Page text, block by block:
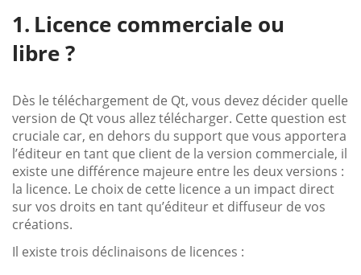
Licence commerciale ou
libre ?
Dès le téléchargement de Qt, vous devez décider quelle
version de Qt vous allez télécharger. Cette question est
cruciale car, en dehors du support que vous apportera
l’éditeur en tant que client de la version commerciale, il
existe une différence majeure entre les deux versions :
la licence. Le choix de cette licence a un impact direct
sur vos droits en tant qu’éditeur et diffuseur de vos
créations.
Il existe trois déclinaisons de licences :